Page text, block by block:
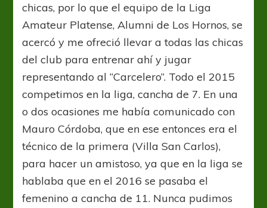
chicas, por lo que el equipo de la Liga
Amateur Platense, Alumni de Los Hornos, se
acercó y me ofreció llevar a todas las chicas
del club para entrenar ahí y jugar
representando al “Carcelero”. Todo el 2015
competimos en la liga, cancha de 7. En una
o dos ocasiones me había comunicado con
Mauro Córdoba, que en ese entonces era el
técnico de la primera (Villa San Carlos),
para hacer un amistoso, ya que en la liga se
hablaba que en el 2016 se pasaba el
femenino a cancha de 11. Nunca pudimos